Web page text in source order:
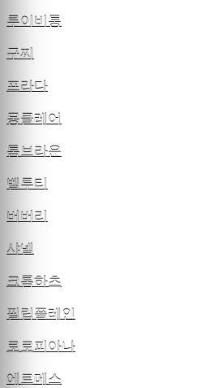
루이비통
구찌
프라다
몽클레어
톰브라운
벨루티
버버리
샤넬
크롬하츠
필립플레인
로로피아나
에르메스